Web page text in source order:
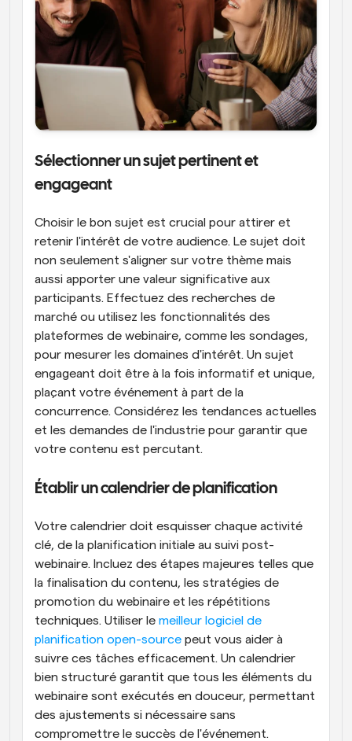
Sélectionner un sujet pertinent et
engageant
Choisir le bon sujet est crucial pour attirer et
retenir l'intérêt de votre audience. Le sujet doit
non seulement s'aligner sur votre thème mais
aussi apporter une valeur significative aux
participants. Effectuez des recherches de
marché ou utilisez les fonctionnalités des
plateformes de webinaire, comme les sondages,
pour mesurer les domaines d'intérêt. Un sujet
engageant doit être à la fois informatif et unique,
plaçant votre événement à part de la
concurrence. Considérez les tendances actuelles
et les demandes de l'industrie pour garantir que
votre contenu est percutant.
Établir un calendrier de planification
Votre calendrier doit esquisser chaque activité
clé, de la planification initiale au suivi post-
webinaire. Incluez des étapes majeures telles que
la finalisation du contenu, les stratégies de
promotion du webinaire et les répétitions
techniques. Utiliser le meilleur logiciel de
planification open-source peut vous aider à
suivre ces tâches efficacement. Un calendrier
bien structuré garantit que tous les éléments du
webinaire sont exécutés en douceur, permettant
des ajustements si nécessaire sans
compromettre le succès de l'événement.